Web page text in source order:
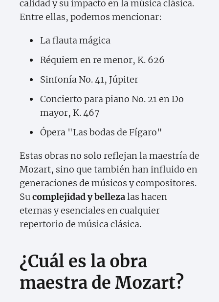
calidad y su impacto en la música clásica.
Entre ellas, podemos mencionar:
La flauta mágica
Réquiem en re menor, K. 626
Sinfonía No. 41, Júpiter
Concierto para piano No. 21 en Do
mayor, K. 467
Ópera "Las bodas de Fígaro"
Estas obras no solo reflejan la maestría de
Mozart, sino que también han influido en
generaciones de músicos y compositores.
Sucomplejidad y bellezalas hacen
eternas y esenciales en cualquier
repertorio de música clásica.
¿Cuál es la obra
maestra de Mozart?